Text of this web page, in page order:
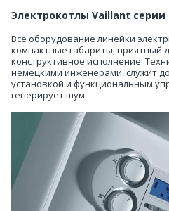
Электрокотлы Vaillant серии
Все оборудование линейки
компактные габариты, приятный
конструктивное исполнение.
немецкими инженерами, служит
установкой и функциональным
генерирует шум.